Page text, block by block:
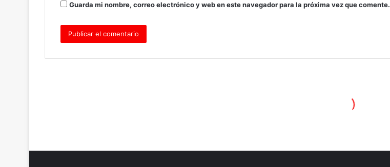
Guarda mi nombre, correo electrónico y web en este navegador para la próxima vez que comente.